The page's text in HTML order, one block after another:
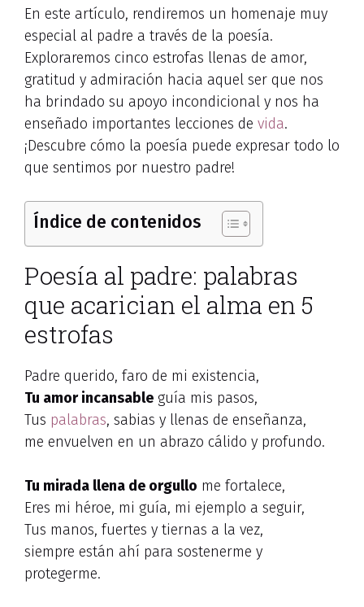
En este artículo, rendiremos un homenaje muy
especial al padre a través de la poesía.
Exploraremos cinco estrofas llenas de amor,
gratitud y admiración hacia aquel ser que nos
ha brindado su apoyo incondicional y nos ha
enseñado importantes lecciones de vida.
¡Descubre cómo la poesía puede expresar todo lo
que sentimos por nuestro padre!
Índice de contenidos
Poesía al padre: palabras
que acarician el alma en 5
estrofas
Padre querido, faro de mi existencia,
Tu amor incansable guía mis pasos,
Tus palabras, sabias y llenas de enseñanza,
me envuelven en un abrazo cálido y profundo.
Tu mirada llena de orgullo me fortalece,
Eres mi héroe, mi guía, mi ejemplo a seguir,
Tus manos, fuertes y tiernas a la vez,
siempre están ahí para sostenerme y
protegerme.